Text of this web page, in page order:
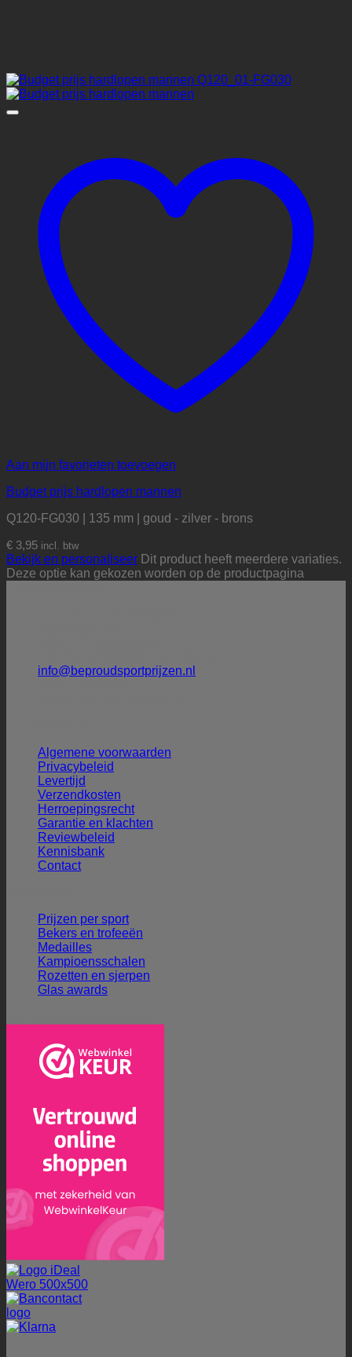
Aan mijn favorieten toevoegen
Budget prijs hardlopen mannen
Q120-FG030 | 135 mm | goud - zilver - brons
€ 3,95 incl. btw
Bekijk en personaliseer Dit product heeft meerdere variaties.
Deze optie kan gekozen worden op de productpagina
info@beproudsportprijzen.nl
Algemene voorwaarden
Privacybeleid
Levertijd
Verzendkosten
Herroepingsrecht
Garantie en klachten
Reviewbeleid
Kennisbank
Contact
Prijzen per sport
Bekers en trofeeën
Medailles
Kampioensschalen
Rozetten en sjerpen
Glas awards